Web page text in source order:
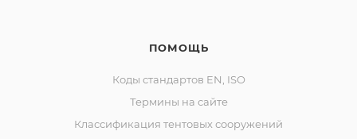
ПОМОЩЬ
Коды стандартов EN, ISO
Термины на сайте
Классификация тентовых сооружений